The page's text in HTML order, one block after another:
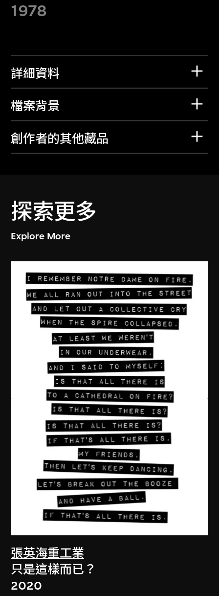
1978
詳細資料
檔案背景
創作者的其他藏品
探索更多
Explore More
張英海重工業
只是這樣而已？
2020